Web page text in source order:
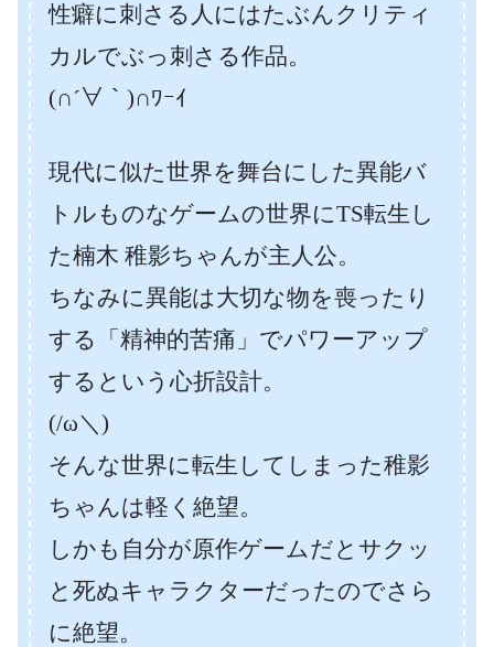
性癖に刺さる人にはたぶんクリティ
カルでぶっ刺さる作品。
(∩´∀｀)∩ﾜｰｲ
現代に似た世界を舞台にした異能バ
トルものなゲームの世界にTS転生し
た楠木 稚影ちゃんが主人公。
ちなみに異能は大切な物を喪ったり
する「精神的苦痛」でパワーアップ
するという心折設計。
(/ω＼)
そんな世界に転生してしまった稚影
ちゃんは軽く絶望。
しかも自分が原作ゲームだとサクッ
と死ぬキャラクターだったのでさら
に絶望。